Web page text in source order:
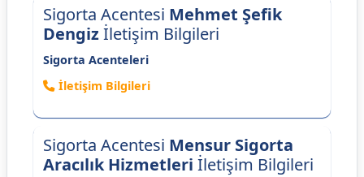
Sigorta Acentesi Mehmet Şefik
Dengizİletişim Bilgileri
Sigorta Acenteleri
İletişim Bilgileri
Sigorta Acentesi Mensur Sigorta
Aracılık Hizmetleri İletişim Bilgileri